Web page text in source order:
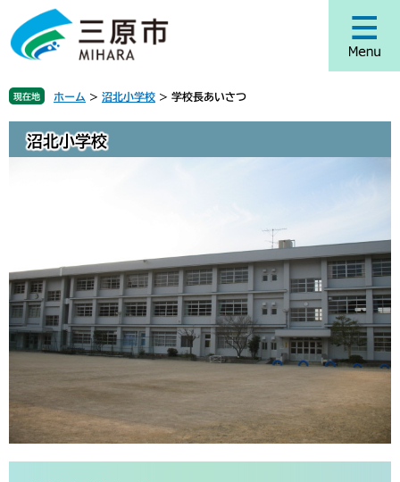
ジ
頭
で
。
ュ
飛
ば
て
現在地 ホーム > 沼北小学校 > 学校長あいさつ
沼北小学校